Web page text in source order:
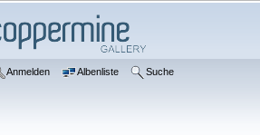
Anmelden Albenliste Suche